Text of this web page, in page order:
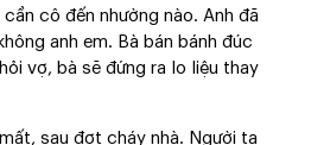
cô đến nhường nào. Anh đã
anh em. Bà bán bánh đúc
vợ, bà sẽ đứng ra lo liệu thay
sau đợt cháy nhà. Người ta